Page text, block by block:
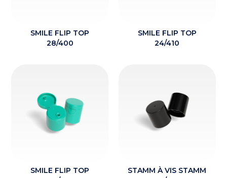
SMILE FLIP TOP
28/400
SMILE FLIP TOP
24/410
SMILE FLIP TOP
STAMM À VIS STAMM